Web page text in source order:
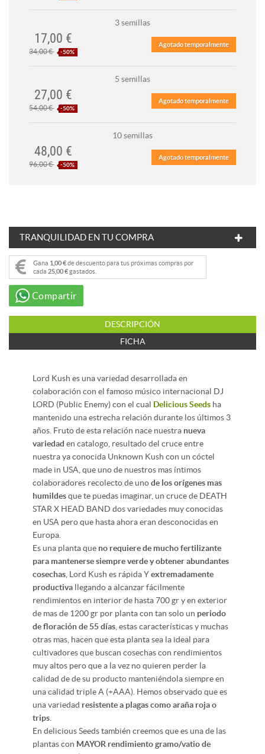
3 semillas
Agotado temporalmente
17,00 €
34,00 € -50%
5 semillas
Agotado temporalmente
27,00 €
54,00 € -50%
10 semillas
Agotado temporalmente
48,00 €
96,00 € -50%
TRANQUILIDAD EN TU COMPRA
Gana 1,00 €de descuento para tus próximas compras por
cada 25,00 €gastados.
Compartir
DESCRIPCIÓN
FICHA
Lord Kush es una variedad desarrollada en
colaboración con el famoso músico internacional DJ
LORD (Public Enemy) con el cual Delicious Seeds ha
mantenido una estrecha relación durante los últimos 3
años. Fruto de esta relación nace nuestra nueva
variedad en catalogo, resultado del cruce entre
nuestra ya conocida Unknown Kush con un cóctel
made in USA, que uno de nuestros mas íntimos
colaboradores recolecto de unode los orígenes mas
humildesque te puedas imaginar, un cruce de DEATH
STAR X HEAD BAND dos variedades muy conocidas
en USA pero que hasta ahora eran desconocidas en
Europa.
Es una planta que no requiere de mucho fertilizante
para mantenerse siempre verde y obtener abundantes
cosechas , Lord Kush es rápida Yextremadamente
productiva llegando a alcanzar fácilmente
rendimientos en interior de hasta 700 gr y en exterior
de mas de 1200 gr por planta con tan solo un periodo
de floración de 55 días , estas características y muchas
otras mas, hacen que esta planta sea la ideal para
cultivadores que buscan cosechas con rendimientos
muy altos pero que a la vez no quieren perder la
calidad de de su producto manteniéndola siempre en
una calidad triple A (+AAA). Hemos observado que es
una variedad resistente a plagas como araña roja o
trips
En delicious Seeds también creemos que es una de las
plantas con MAYOR rendimiento gramo/vatio de